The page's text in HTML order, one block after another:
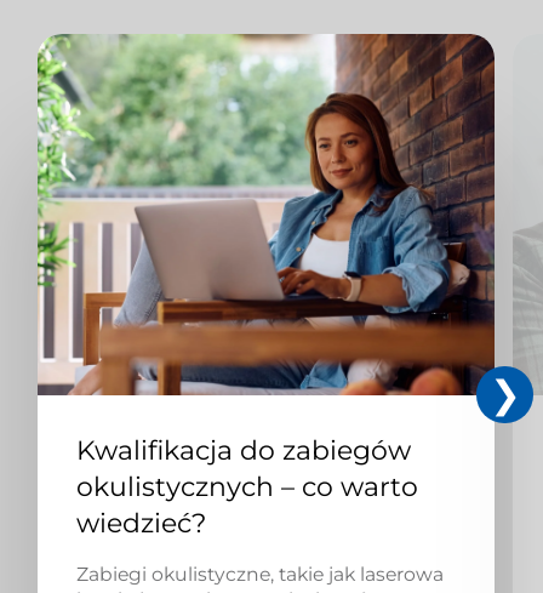
Kwalifikacja do zabiegów
okulistycznych – co warto
wiedzieć?
Zabiegi okulistyczne, takie jak laserowa